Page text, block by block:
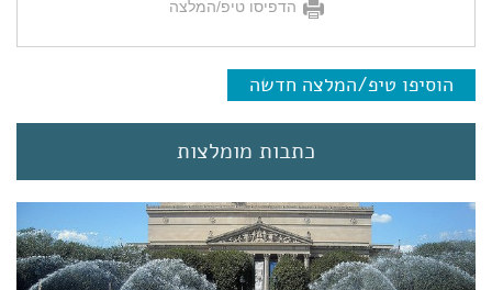
הדפיסו טיפ/המלצה
הוסיפו טיפ/המלצה חדשה
כתבות מומלצות